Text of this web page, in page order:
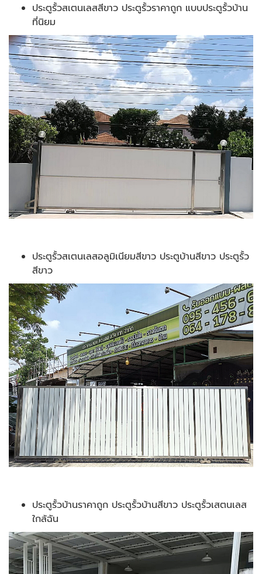
ประตูรั้วสเตนเลสสีขาว ประตูรั้วราคาถูก แบบประตูรั้วบ้าน
ที่นิยม
ประตูรั้วสเตนเลสอลูมิเนียมสีขาว ประตูบ้านสีขาว ประตูรั้ว
สีขาว
ประตูรั้วบ้านราคาถูก ประตูรั้วบ้านสีขาว ประตูรั้วเสตนเลส
ใกล้ฉัน